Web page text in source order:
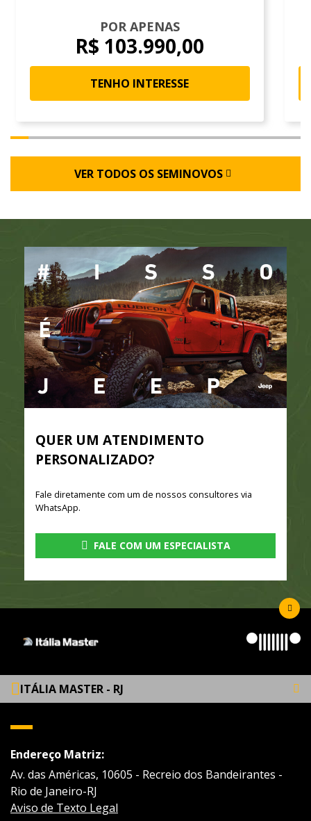
POR APENAS
R$ 103.990,00
TENHO INTERESSE
VER TODOS OS SEMINOVOS
QUER UM ATENDIMENTO
PERSONALIZADO?
Fale diretamente com um de nossos consultores via
WhatsApp.
FALE COM UM ESPECIALISTA
ITÁLIA MASTER - RJ
Endereço Matriz:
Av. das Américas, 10605 - Recreio dos Bandeirantes -
Rio de Janeiro-RJ
Aviso de Texto Legal